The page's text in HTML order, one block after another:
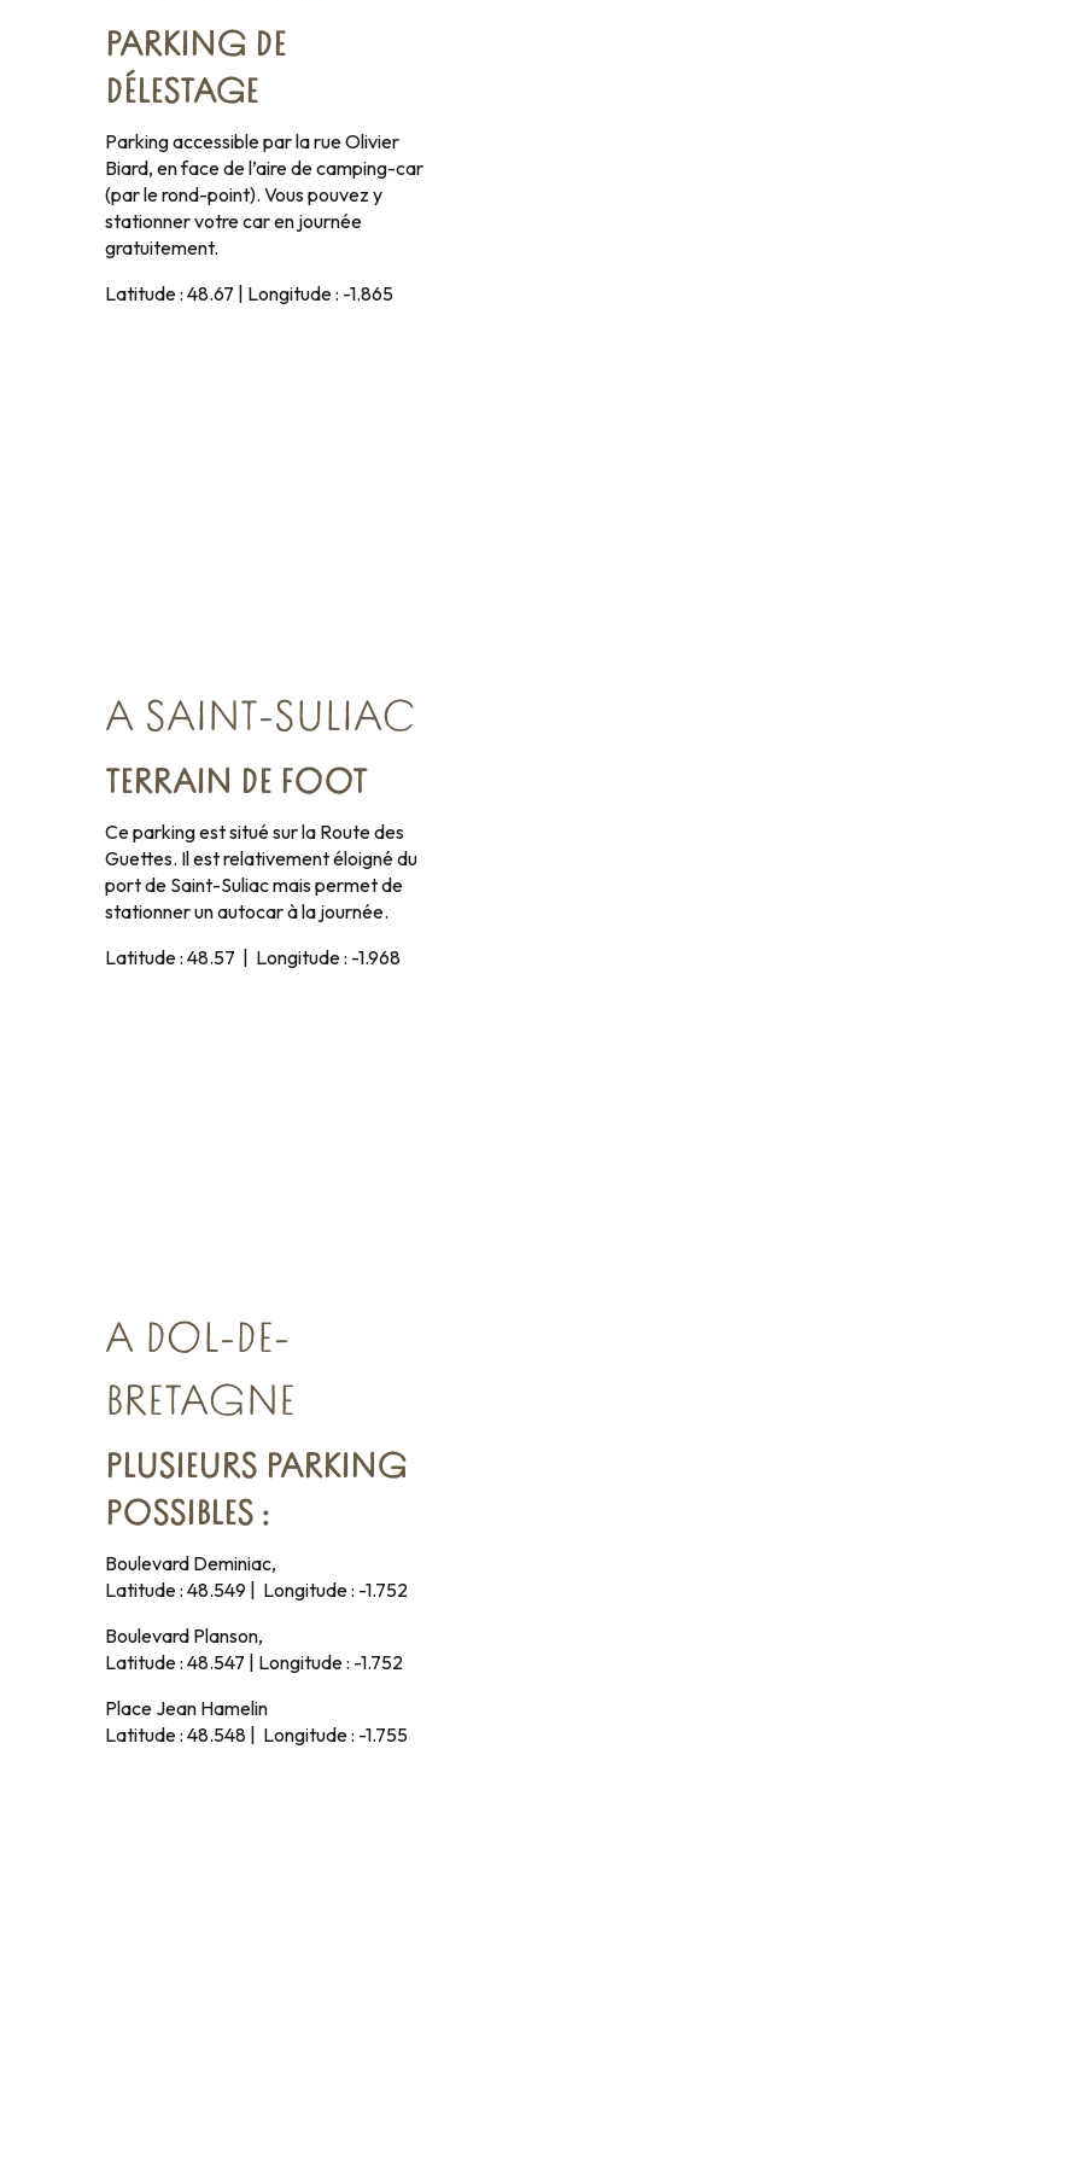
PARKING DE
DÉLESTAGE
Parking accessible par la rue Olivier
Biard, en face de l’aire de camping-car
(par le rond-point). Vous pouvez y
stationner votre car en journée
gratuitement.
Latitude : 48.67 | Longitude : -1.865
A SAINT-SULIAC
TERRAIN DE FOOT
Ce parking est situé sur la Route des
Guettes. Il est relativement éloigné du
port de Saint-Suliac mais permet de
stationner un autocar à la journée.
Latitude : 48.57 | Longitude : -1.968
A DOL-DE-
BRETAGNE
PLUSIEURS PARKING
POSSIBLES :
Boulevard Deminiac,
Latitude : 48.549 | Longitude : -1.752
Boulevard Planson,
Latitude : 48.547 | Longitude : -1.752
Place Jean Hamelin
Latitude : 48.548 | Longitude : -1.755